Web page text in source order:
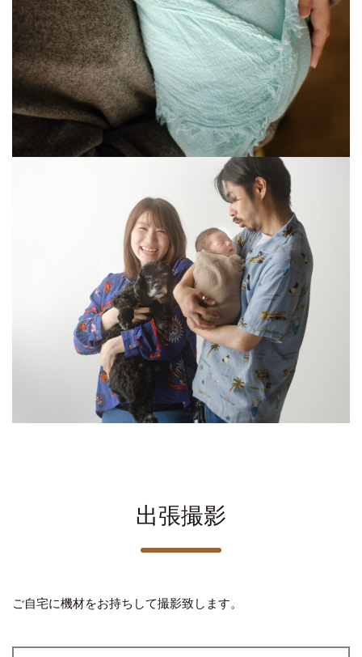
出張撮影
ご自宅に機材をお持ちして撮影致します。